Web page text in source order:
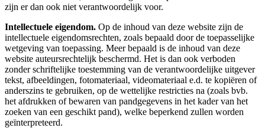
zijn er dan ook niet verantwoordelijk voor.
Intellectuele eigendom. Op de inhoud van deze website zijn de
intellectuele eigendomsrechten, zoals bepaald door de toepasselijke
wetgeving van toepassing. Meer bepaald is de inhoud van deze
website auteursrechtelijk beschermd. Het is dan ook verboden
zonder schriftelijke toestemming van de verantwoordelijke uitgever
tekst, afbeeldingen, fotomateriaal, videomateriaal e.d. te kopiëren of
anderszins te gebruiken, op de wettelijke restricties na (zoals bvb.
het afdrukken of bewaren van pandgegevens in het kader van het
zoeken van een geschikt pand), welke beperkend zullen worden
geïnterpreteerd.